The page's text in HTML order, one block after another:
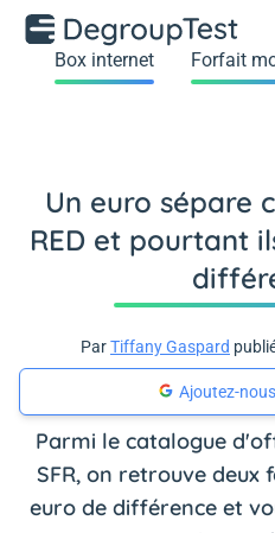
Box internet Forfait
Un euro sépare
RED et pourtant
ParTiffany Gaspard
Ajoutez-
Parmi le catalogue
SFR, on retrouve
euro de différence et